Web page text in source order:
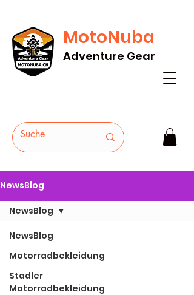
GRATIS VERSAND AB Fr. 200* - HEUTE
BESTELLEN
MotoNuba
Adventure Gear
NewsBlog
NewsBlog
Motorradbekleidung
Stadler
Motorradbekleidung
NewsBlog